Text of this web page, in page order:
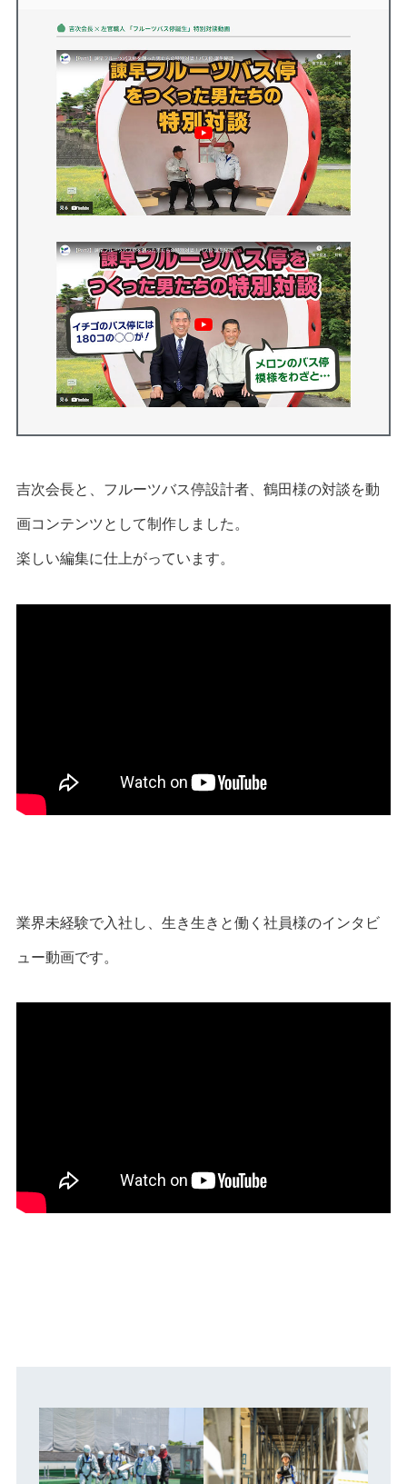
吉次会長と、フルーツバス停設計者、鶴田様の対談を動
画コンテンツとして制作しました。
楽しい編集に仕上がっています。
業界未経験で入社し、生き生きと働く社員様のインタビ
ュー動画です。